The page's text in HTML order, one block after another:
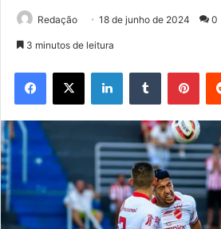
Redação 18 de junho de 2024 0
3 minutos de leitura
Facebook
X LinkedinTumblr